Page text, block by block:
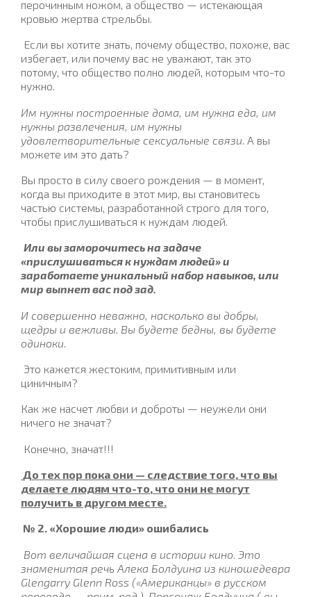
перочинным ножом, а общество — истекающая
кровью жертва стрельбы.
Если вы хотите знать, почему общество, похоже, вас
избегает, или почему вас не уважают, так это
потому, что общество полно людей, которым что-то
нужно.
Им нужны построенные дома, им нужна еда, им
нужны развлечения, им нужны
удовлетворительные сексуальные связи. А вы
можете им это дать?
Вы просто в силу своего рождения — в момент,
когда вы приходите в этот мир, вы становитесь
частью системы, разработанной строго для того,
чтобы прислушиваться к нуждам людей.
Или вы заморочитесь на задаче
«прислушиваться к нуждам людей» и
заработаете уникальный набор навыков, или
мир выпнет вас под зад.
И совершенно неважно, насколько вы добры,
щедры и вежливы. Вы будете бедны, вы будете
одиноки.
Это кажется жестоким, примитивным или
циничным?
Как же насчет любви и доброты — неужели они
ничего не значат?
Конечно, значат!!!
До тех пор пока они — следствие того, что вы
делаете людям что-то, что они не могут
получить в другом месте.
№ 2. «Хорошие люди» ошибались
Вот величайшая сцена в истории кино. Это
знаменитая речь Алека Болдуина из киношедевра
Glengarry Glenn Ross («Американцы» в русском